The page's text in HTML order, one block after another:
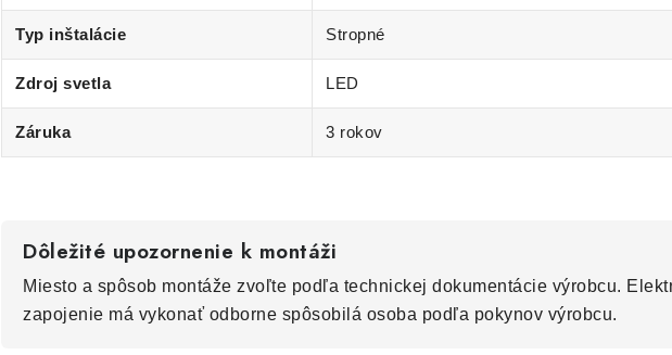
Typ inštalácie Stropné
Zdroj svetla LED
Záruka 3 rokov
Dôležité upozornenie k montáži
Miesto a spôsob montáže zvoľte podľa technickej dokumentácie výrobcu.
zapojenie má vykonať odborne spôsobilá osoba podľa pokynov výrobcu.